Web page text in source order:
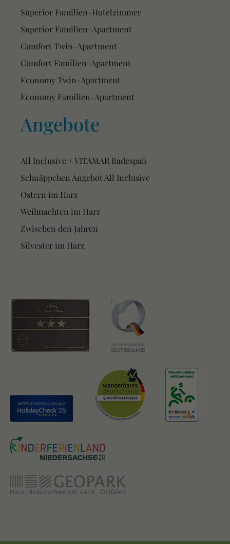
Superior Familien-Hotelzimmer
Superior Familien-Apartment
Comfort Twin-Apartment
Comfort Familien-Apartment
Economy Twin-Apartment
Economy Familien-Apartment
Angebote
All Inclusive + VITAMAR Badespaß
Schnäppchen Angebot All Inclusive
Ostern im Harz
Weihnachten im Harz
Zwischen den Jahren
Silvester im Harz